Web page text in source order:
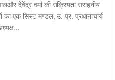
देवेंद्र वर्मा की सक्रियता सराहनीय
का एक सिस्ट मण्डल, उ. प्र. प्रधानाचार्य